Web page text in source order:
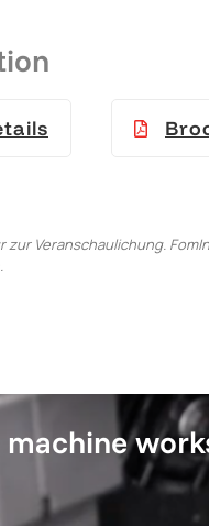
zur Veranschaulichung.